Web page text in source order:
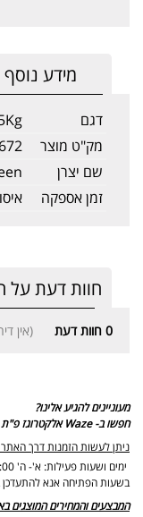
מידע נוסף
דגם
מק"ט מוצר
שם יצרן
זמן אספקה
חוות דעת על
0 חוות דעת (אין
מעוניינים להגיע אלינו?
חפשו ב- Waze אלקטרוגז פ"ת
ניתן לעשות הזמנות דרך האתר 24/7 במשלוחים לכל הארץ
ימים ושעות פעילות: א'- ה' 8:00-16:00, שישי שבת - סגור,
בשעות הפתיחה אנא
המבצעים והמחירים המוצגים